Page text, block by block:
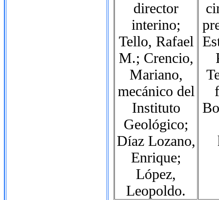
director
interino;
Tello, Rafael
M.; Crencio,
Mariano,
mecánico del
Instituto
Geológico;
Díaz Lozano,
Enrique;
López,
Leopoldo.